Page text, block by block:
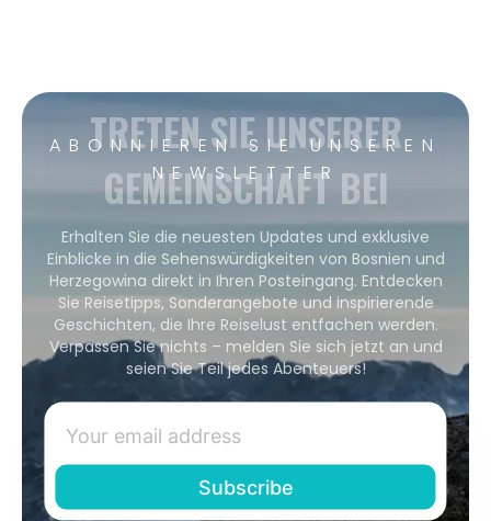
ABONNIEREN SIE UNSEREN
NEWSLETTER
TRETEN SIE UNSERER
GEMEINSCHAFT BEI
Erhalten Sie die neuesten Updates und exklusive
Einblicke in die Sehenswürdigkeiten von Bosnien und
Herzegowina direkt in Ihren Posteingang. Entdecken
Sie Reisetipps, Sonderangebote und inspirierende
Geschichten, die Ihre Reiselust entfachen werden.
Verpassen Sie nichts – melden Sie sich jetzt an und
seien Sie Teil jedes Abenteuers!